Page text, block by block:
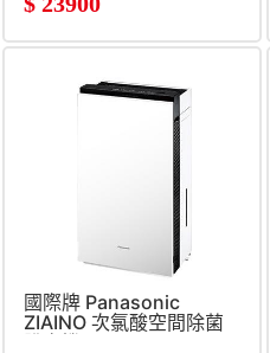
國際牌 Panasonic
ZIAINO 次氯酸空間除菌
脫臭機